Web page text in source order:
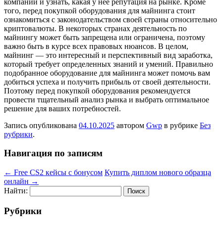
того, перед покупкой оборудования для майнинга стоит
ознакомиться с законодательством своей страны относительно
криптовалюты. В некоторых странах деятельность по
майнингу может быть запрещена или ограничена, поэтому
важно быть в курсе всех правовых нюансов. В целом,
майнинг — это интересный и перспективный вид заработка,
который требует определенных знаний и умений. Правильно
подобранное оборудование для майнинга может помочь вам
добиться успеха и получить прибыль от своей деятельности.
Поэтому перед покупкой оборудования рекомендуется
провести тщательный анализ рынка и выбрать оптимальное
решение для ваших потребностей.
Запись опубликована 04.10.2025 автором Gwp в рубрике Без
рубрики.
Навигация по записям
← Free CS2 кейсы с бонусом Купить диплом нового образца
онлайн →
Найти:
Рубрики